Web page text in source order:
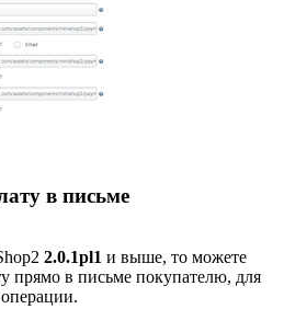
в письме
2.0.1pl1 и выше, то можете
прямо в письме покупателю, для